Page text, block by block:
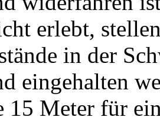
erlebt,
in der
eingehalten
15 Meter für